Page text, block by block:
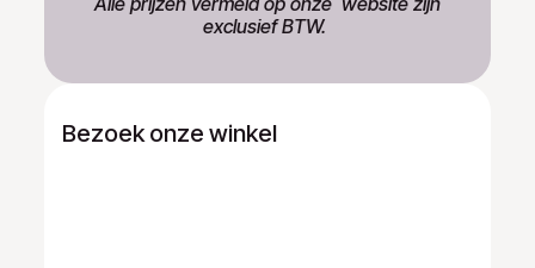
exclusief BTW.
Bezoek onze winkel